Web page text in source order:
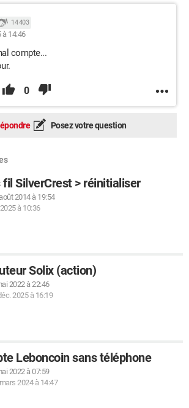
14 403
à 14:46
compte...
0
Posez votre question
SilverCrest > réinitialiser
2014 à 19:54
à 10:36
Solix (action)
2022 à 22:46
2025 à 16:19
Leboncoin sans téléphone
2022 à 07:59
2024 à 14:47